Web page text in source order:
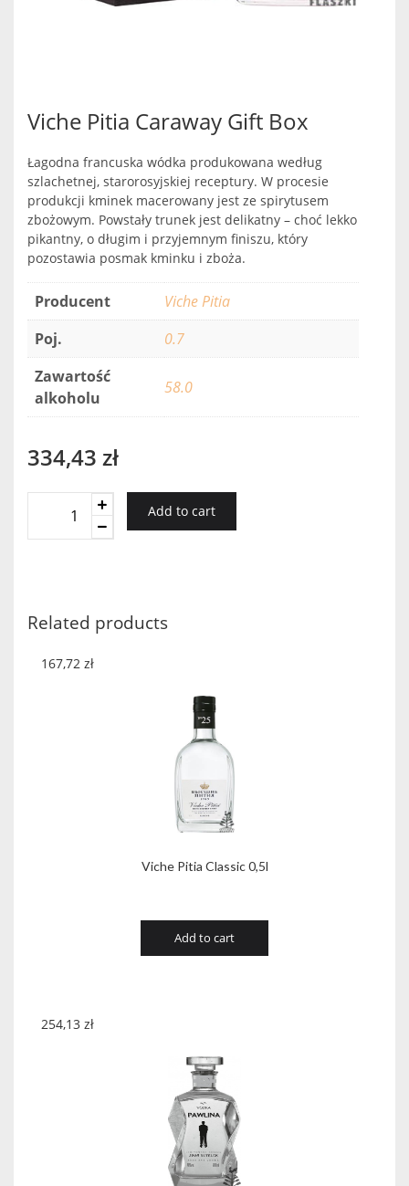
Viche Pitia Caraway Gift Box
Łagodna francuska wódka produkowana według
szlachetnej, starorosyjskiej receptury. W procesie
produkcji kminek macerowany jest ze spirytusem
zbożowym. Powstały trunek jest delikatny – choć lekko
pikantny, o długim i przyjemnym finiszu, który
pozostawia posmak kminku i zboża.
Producent
Viche Pitia
Poj.
0.7
Zawartość
alkoholu
58.0
334,43 zł
quantity
Add to cart
Related products
Viche Pitia Classic 0,5l
167,72 zł
Add to cart
254,13 zł